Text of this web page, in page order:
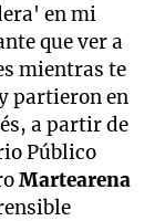
en mi
que ver a
mientras te
partieron en
a partir de
Público
Martearena